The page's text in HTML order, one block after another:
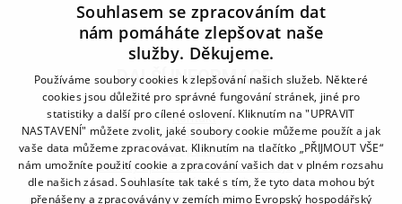
DALŠÍ INFORMACE
Kontakt
Naše odborné divize
Naše pobočky
Zásady zpracování osobních údajů
Všeobecné podmínky
Kodex chování
Souhlasem se zpracováním dat
nám pomáháte zlepšovat naše
služby. Děkujeme.
Používáme soubory cookies k zlepšování našich služeb. Některé
cookies jsou důležité pro správné fungování stránek, jiné pro
statistiky a další pro cílené oslovení. Kliknutím na "UPRAVIT
NASTAVENÍ" můžete zvolit, jaké soubory cookie můžeme použít a jak
vaše data můžeme zpracovávat. Kliknutím na tlačítko „PŘIJMOUT VŠE“
nám umožníte použití cookie a zpracování vašich dat v plném rozsahu
dle našich zásad. Souhlasíte tak také s tím, že tyto data mohou být
přenášeny a zpracovávány v zemích mimo Evropský hospodářský